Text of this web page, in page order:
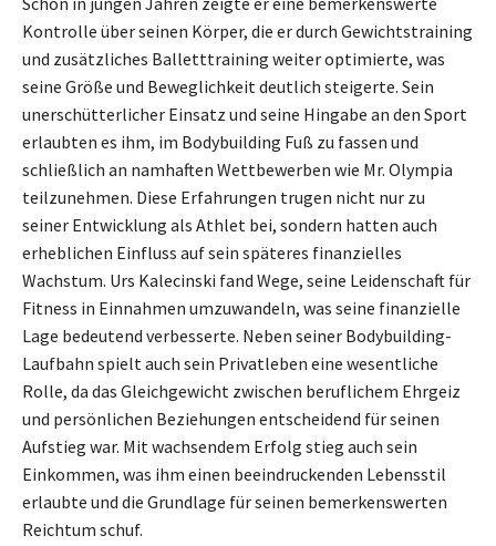
Kontrolle über seinen Körper, die er durch Gewichtstraining
und zusätzliches Balletttraining weiter optimierte, was
seine Größe und Beweglichkeit deutlich steigerte. Sein
unerschütterlicher Einsatz und seine Hingabe an den Sport
erlaubten es ihm, im Bodybuilding Fuß zu fassen und
schließlich an namhaften Wettbewerben wie Mr. Olympia
teilzunehmen. Diese Erfahrungen trugen nicht nur zu
seiner Entwicklung als Athlet bei, sondern hatten auch
erheblichen Einfluss auf sein späteres finanzielles
Wachstum. Urs Kalecinski fand Wege, seine Leidenschaft für
Fitness in Einnahmen umzuwandeln, was seine finanzielle
Lage bedeutend verbesserte. Neben seiner Bodybuilding-
Laufbahn spielt auch sein Privatleben eine wesentliche
Rolle, da das Gleichgewicht zwischen beruflichem Ehrgeiz
und persönlichen Beziehungen entscheidend für seinen
Aufstieg war. Mit wachsendem Erfolg stieg auch sein
Einkommen, was ihm einen beeindruckenden Lebensstil
erlaubte und die Grundlage für seinen bemerkenswerten
Reichtum schuf.